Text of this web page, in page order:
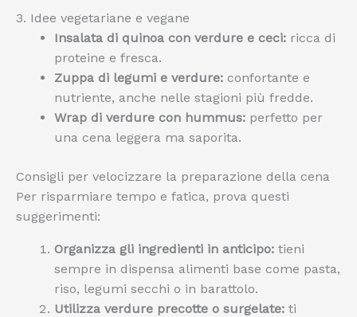
3. Idee vegetariane e vegane
Insalata di quinoa con verdure e ceci: ricca di
proteine e fresca.
Zuppa di legumi e verdure: confortante e
nutriente, anche nelle stagioni più fredde.
Wrap di verdure con hummus: perfetto per
una cena leggera ma saporita.
Consigli per velocizzare la preparazione della cena
Per risparmiare tempo e fatica, prova questi
suggerimenti:
Organizza gli ingredienti in anticipo: tieni
sempre in dispensa alimenti base come pasta,
riso, legumi secchi o in barattolo.
Utilizza verdure precotte o surgelate: ti